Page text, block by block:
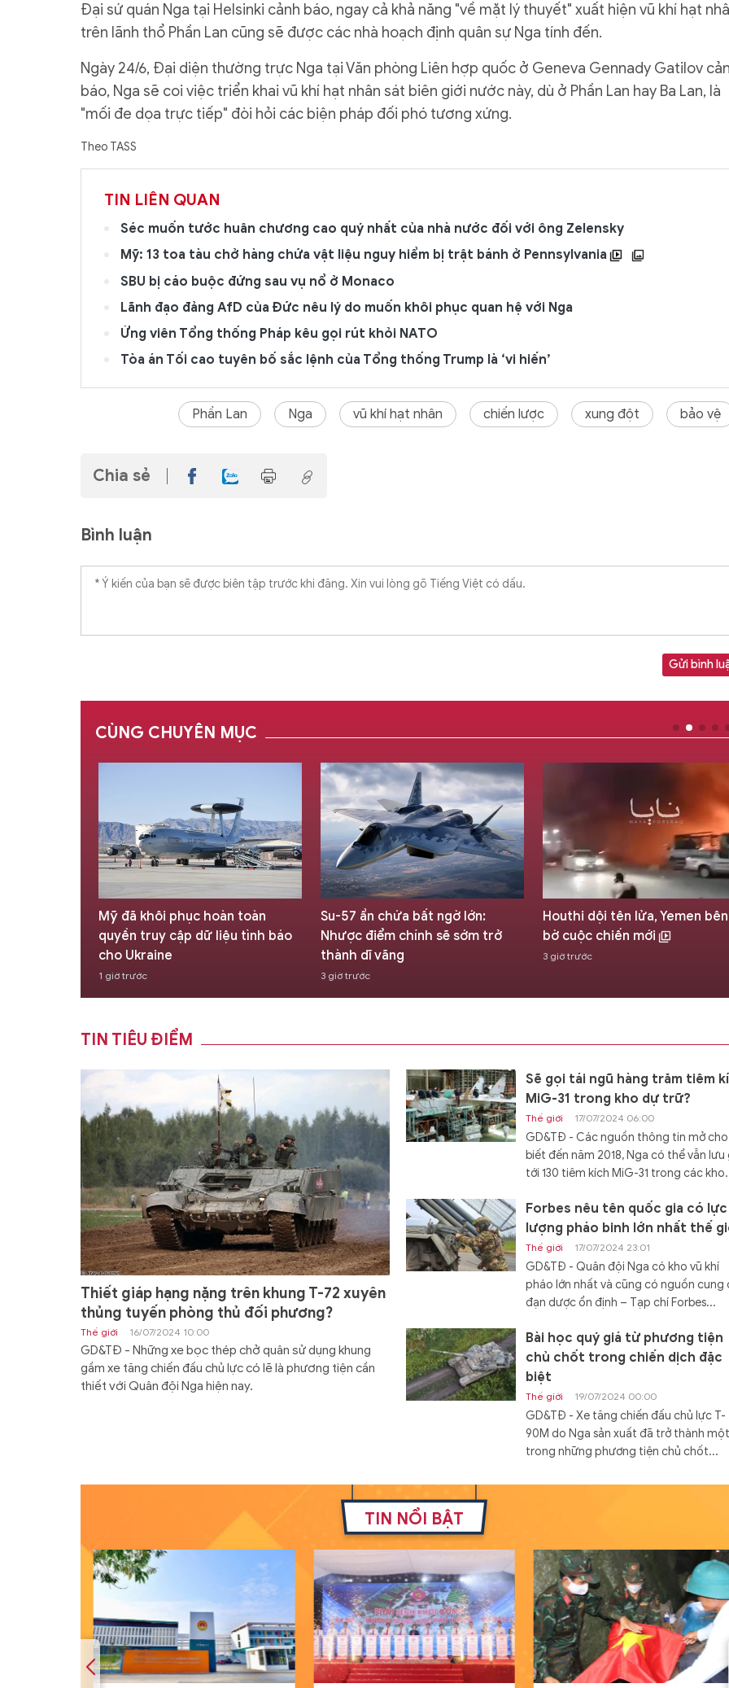
Đại sứ quán Nga tại Helsinki cảnh báo, ngay cả khả năng "về mặt lý thuyết" xuất hiện vũ khí hạt
trên lãnh thổ Phần Lan cũng sẽ được các nhà hoạch định quân sự Nga tính đến.
Ngày 24/6, Đại diện thường trực Nga tại Văn phòng Liên hợp quốc ở Geneva Gennady Gatilov
báo, Nga sẽ coi việc triển khai vũ khí hạt nhân sát biên giới nước này, dù ở Phần Lan hay Ba Lan, là
"mối đe dọa trực tiếp" đòi hỏi các biện pháp đối phó tương xứng.
Theo TASS
TIN LIÊN QUAN
Séc muốn tước huân chương cao quý nhất của nhà nước đối với ông Zelensky
Mỹ: 13 toa tàu chở hàng chứa vật liệu nguy hiểm bị trật bánh ở Pennsylvania
SBU bị cáo buộc đứng sau vụ nổ ở Monaco
Lãnh đạo đảng AfD của Đức nêu lý do muốn khôi phục quan hệ với Nga
Ứng viên Tổng thống Pháp kêu gọi rút khỏi NATO
Tòa án Tối cao tuyên bố sắc lệnh của Tổng thống Trump là ‘vi hiến’
Phần Lan Nga vũ khí hạt nhân chiến lược xung đột bảo vệ
Chia sẻ
Bình luận
Gửi bình
CÙNG CHUYÊN MỤC
Mỹ đã khôi phục hoàn toàn
quyền truy cập dữ liệu tình báo
cho Ukraine
1 giờ trước
Su-57 ẩn chứa bất ngờ lớn:
Nhược điểm chính sẽ sớm trở
thành dĩ vãng
3 giờ trước
Houthi dội tên lửa, Yemen bên
bờ cuộc chiến mới
3 giờ trước
TIN TIÊU ĐIỂM
Thiết giáp hạng nặng trên khung T-72 xuyên
thủng tuyến phòng thủ đối phương?
Thế giới 16/07/2024 10:00
GD&TĐ - Những xe bọc thép chở quân sử dụng khung
gầm xe tăng chiến đấu chủ lực có lẽ là phương tiện cần
thiết với Quân đội Nga hiện nay.
Sẽ gọi tái ngũ hàng trăm tiêm
MiG-31 trong kho dự trữ?
Thế giới 17/07/2024 06:00
GD&TĐ - Các nguồn thông tin mở cho
biết đến năm 2018, Nga có thể vẫn lưu
tới 130 tiêm kích MiG-31 trong các
Forbes nêu tên quốc gia có lực
lượng pháo binh lớn nhất thế
Thế giới 17/07/2024 23:01
GD&TĐ - Quân đội Nga có kho vũ khí
pháo lớn nhất và cũng có nguồn cung
đạn dược ổn định – Tạp chí Forbes...
Bài học quý giá từ phương tiện
chủ chốt trong chiến dịch đặc
biệt
Thế giới 19/07/2024 00:00
GD&TĐ - Xe tăng chiến đấu chủ lực T-
90M do Nga sản xuất đã trở thành một
trong những phương tiện chủ chốt...
Đóng hàng loạt tàu đổ bộ Dự
án 11711 mang lại khả năng tác chiến
hơn cho Hải quân Nga.
Nam sinh người Tày đỗ đầu khối
A01 tỉnh Lạng Sơn từng bỏ
loại HSG quốc gia
Học đường 20/07/2024 00:04
TIN NỔI BẬT